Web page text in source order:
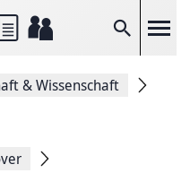
Suche
& Wissenschaft